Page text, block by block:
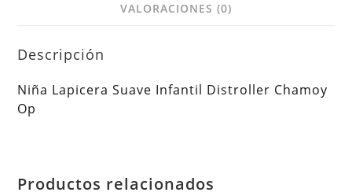
VALORACIONES (0)
Descripción
Niña Lapicera Suave Infantil Distroller Chamoy
Op
Productos relacionados